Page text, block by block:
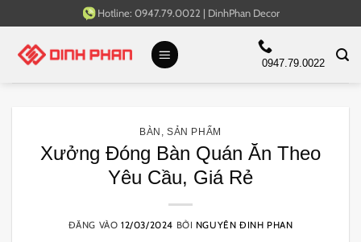
qua
Hotline: 0947.79.0022 | DinhPhan Decor
0947.79.0022
BÀN ,SẢN PHẨM
Xưởng Đóng Bàn Quán Ăn Theo
Yêu Cầu, Giá Rẻ
ĐĂNG VÀO12/03/2024 BỞI NGUYÊN ĐINH PHAN